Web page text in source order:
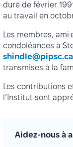
duré de février
au travail en
Les membres,
condoléances à
shindle@pipsc.ca
transmises à la
Les contributions
l’Institut sont
Aidez-nous à